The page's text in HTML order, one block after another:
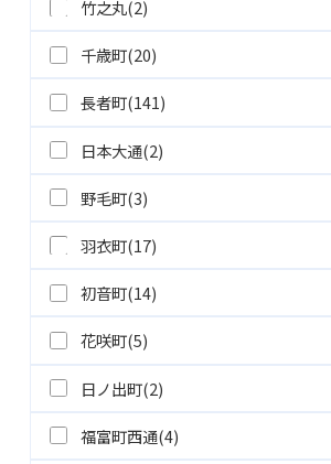
竹之丸(2)
千歳町(20)
長者町(141)
日本大通(2)
野毛町(3)
羽衣町(17)
初音町(14)
花咲町(5)
日ノ出町(2)
福富町西通(4)